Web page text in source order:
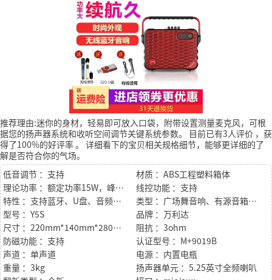
推荐理由:迷你的身材，轻易即可放入口袋，附带设置测量麦克风，可根
据您的扬声器系统和收听空间调节关键系统参数。
目前已有3人评价 ，获
得了100%的好评率。 详细看下的宝贝相关规格细节，能够更详细的了
解是否符合你的气场。
低音调节 ：支持
材质 ：ABS工程塑料箱体
理论功率 ：额定功率15W，峰值功率120W
线控功能 ：支持
特性 ：支持蓝牙、U盘、音频三种输入；支持外接话筒、乐器
类型 ：广场舞音响、有源音箱、迷你音响
型号 ：Y5S
品牌 ：万利达
尺寸 ：220mm*140mm*280mm
阻抗 ：3ohm
防磁功能 ：支持
认证型号 ：M+9019B
声道 ：单声道
电源 ：内置电瓶
重量 ：3kg
扬声器单元 ：5.25英寸全频喇叭